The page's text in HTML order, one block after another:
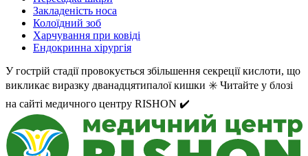
Закладеність носа
Колоїдний зоб
Харчування при ковіді
Ендокринна хірургія
У гострій стадії провокується збільшення секреції кислоти, що
викликає виразку дванадцятипалої кишки ✳️ Читайте у блозі
на сайті медичного центру RISHON ✔️